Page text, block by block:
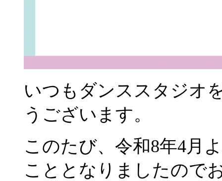
いつもダンススタジオ
うございます。
このたび、令和8年4月
こととなりましたので